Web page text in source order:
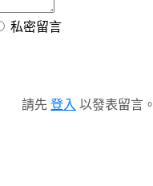
私密留言
請先 登入 以發表留言。